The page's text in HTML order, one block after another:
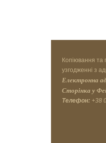
Копіювання та
узгодженні з
Електронна
Сторінка у
Телефон: +38